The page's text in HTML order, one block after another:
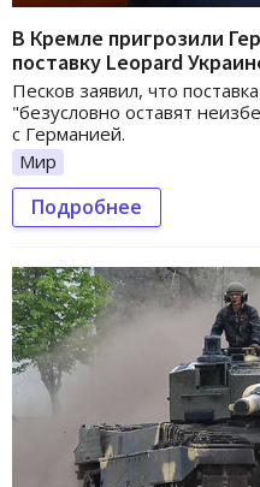
В Кремле пригрозили
поставку Leopard
Песков заявил, что
"безусловно оставят
с Германией.
Мир
Подробнее